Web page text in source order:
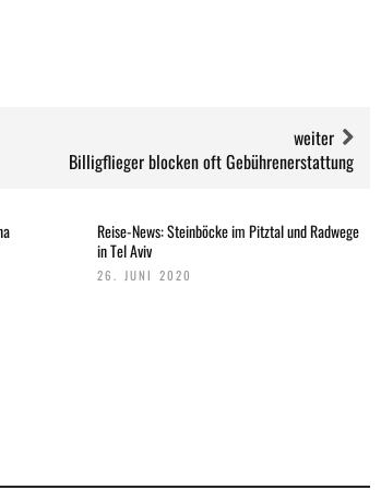
weiter
Billigflieger blocken oft Gebührenerstattung
Reise-News: Steinböcke im Pitztal und Radwege
in Tel Aviv
26. JUNI 2020